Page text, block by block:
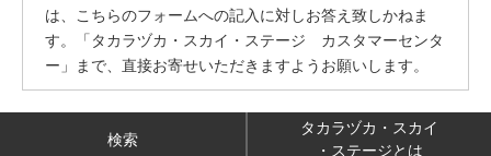
は、こちらのフォームへの記入に対しお答え致しかねま
す。「タカラヅカ・スカイ・ステージ カスタマーセンタ
ー」まで、直接お寄せいただきますようお願いします。
検索
タカラヅカ・スカイ
・ステージとは